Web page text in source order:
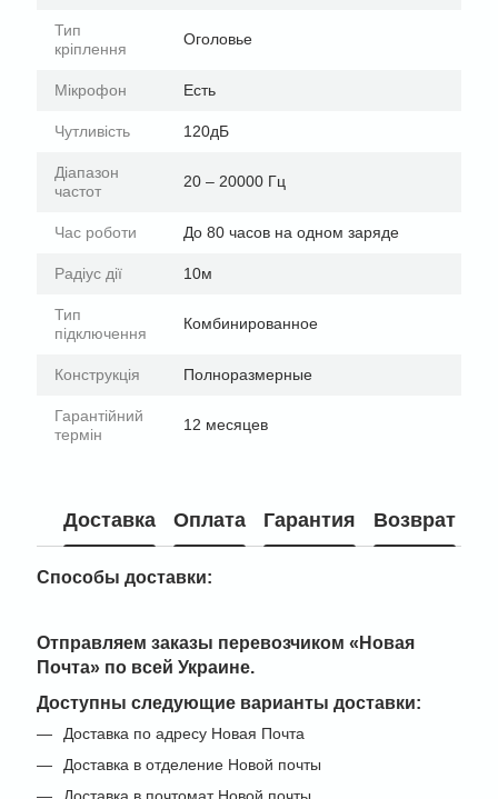
Тип
кріплення
Оголовье
Мікрофон Есть
Чутливість 120дБ
Діапазон
частот
20 – 20000 Гц
Час роботи До 80 часов на одном заряде
Радіус дії 10м
Тип
підключення
Комбинированное
Конструкція Полноразмерные
Гарантійний
термін
12 месяцев
Доставка Оплата Гарантия Возврат
Способы доставки:
Отправляем заказы перевозчиком «Новая
Почта» по всей Украине.
Доступны следующие варианты доставки:
Доставка по адресу Новая Почта
Доставка в отделение Новой почты